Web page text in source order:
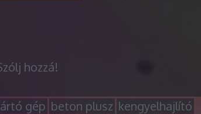
hozzá!
gép beton plusz kengyelhajlító